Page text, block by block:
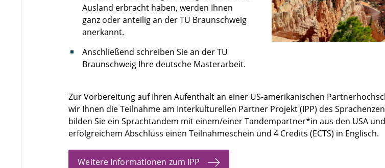
Ausland erbracht haben, werden Ihnen
ganz oder anteilig an der TU Braunschweig
anerkannt.
Anschließend schreiben Sie an der TU
Braunschweig Ihre deutsche Masterarbeit.
Zur Vorbereitung auf Ihren Aufenthalt an einer US-amerikanischen
wir Ihnen die Teilnahme am Interkulturellen Partner Projekt (IPP) des
bilden Sie ein Sprachtandem mit einem/einer Tandempartner*in aus den USA
erfolgreichem Abschluss einen Teilnahmeschein und 4 Credits (ECTS) in Englisch.
Weitere Informationen zum IPP